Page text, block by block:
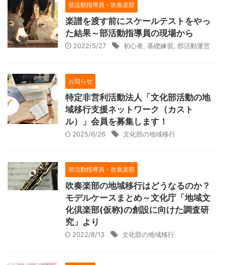
部活動指導員・吹奏楽部
楽譜を渡す前にスケールテストをやっ
た結果～部活動指導員の現場から
2022/5/27 初心者 基礎練習 部活動運営
お知らせ
特定非営利活動法人「文化部活動の地
域移行支援ネットワーク（カスト
ル）」会員を募集します！
2025/6/26 文化部の地域移行
部活動指導員・吹奏楽部
吹奏楽部の地域移行はどうなるのか？
モデルケースまとめ～文化庁「地域文
化倶楽部(仮称)の創設に向けた調査研
究」より
2022/8/13 文化部の地域移行